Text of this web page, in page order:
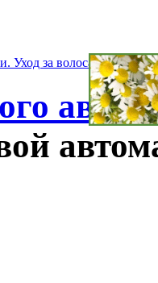
Уход за волосами Маски